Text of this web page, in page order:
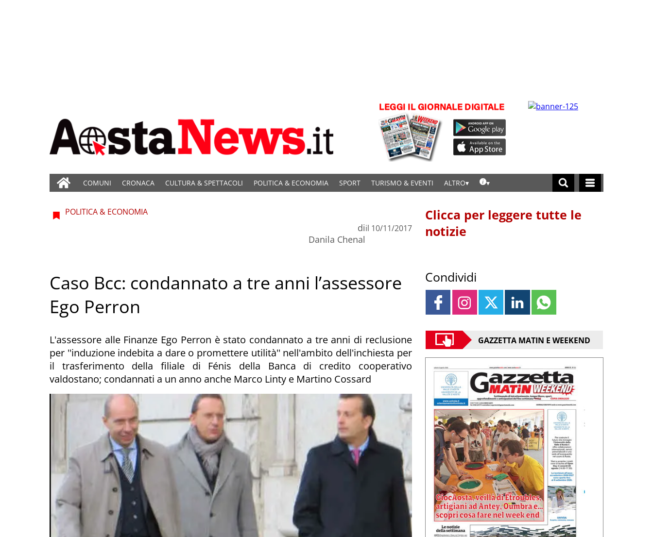
COMUNI CRONACA CULTURA & SPETTACOLI POLITICA & ECONOMIA SPORT TURISMO & EVENTI ALTRO
POLITICA & ECONOMIA
di
Danila Chenal
il 10/11/2017
Caso Bcc: condannato a tre anni l’assessore
Ego Perron
L'assessore alle Finanze Ego Perron è stato condannato a tre anni di reclusione
per ''induzione indebita a dare o promettere utilità'' nell'ambito dell'inchiesta per
il trasferimento della filiale di Fénis della Banca di credito cooperativo
valdostano; condannati a un anno anche Marco Linty e Martino Cossard
Clicca per leggere tutte le
notizie
Condividi
GAZZETTA MATIN E WEEKEND